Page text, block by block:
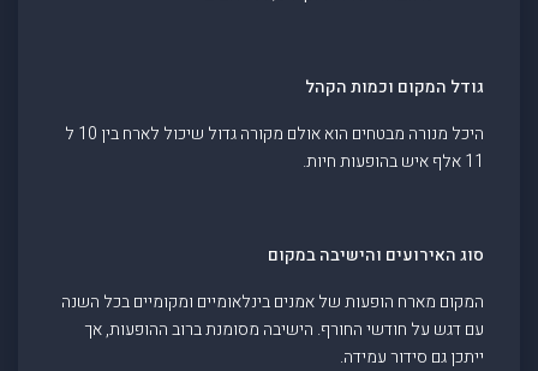
גודל המקום וכמות הקהל
היכל מנורה מבטחים הוא אולם מקורה גדול שיכול לארח בין 10 ל
11 אלף איש בהופעות חיות​.
סוג האירועים והישיבה במקום
המקום מארח הופעות של אמנים בינלאומיים ומקומיים בכל השנה
עם דגש על חודשי החורף. הישיבה מסומנת ברוב ההופעות, אך
ייתכן גם סידור עמידה.